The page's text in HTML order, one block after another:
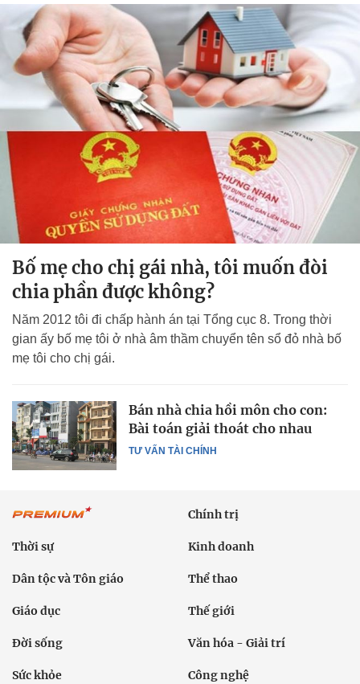
Bố mẹ cho chị gái nhà, tôi muốn đòi
chia phần được không?
Năm 2012 tôi đi chấp hành án tại Tổng cục 8. Trong thời
gian ấy bố mẹ tôi ở nhà âm thầm chuyển tên sổ đỏ nhà bố
mẹ tôi cho chị gái.
TƯ VẤN TÀI CHÍNH
Bán nhà chia hồi môn cho con:
Bài toán giải thoát cho nhau
Chính trị
Thời sự Kinh doanh
Dân tộc và Tôn giáo Thể thao
Giáo dục Thế giới
Đời sống Văn hóa - Giải trí
Sức khỏe Công nghệ